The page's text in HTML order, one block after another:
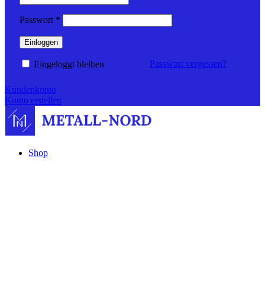
Passwort *
Einloggen
Passwort vergessen?
Eingeloggt bleiben
Kundenkonto
Konto erstellen
Shop